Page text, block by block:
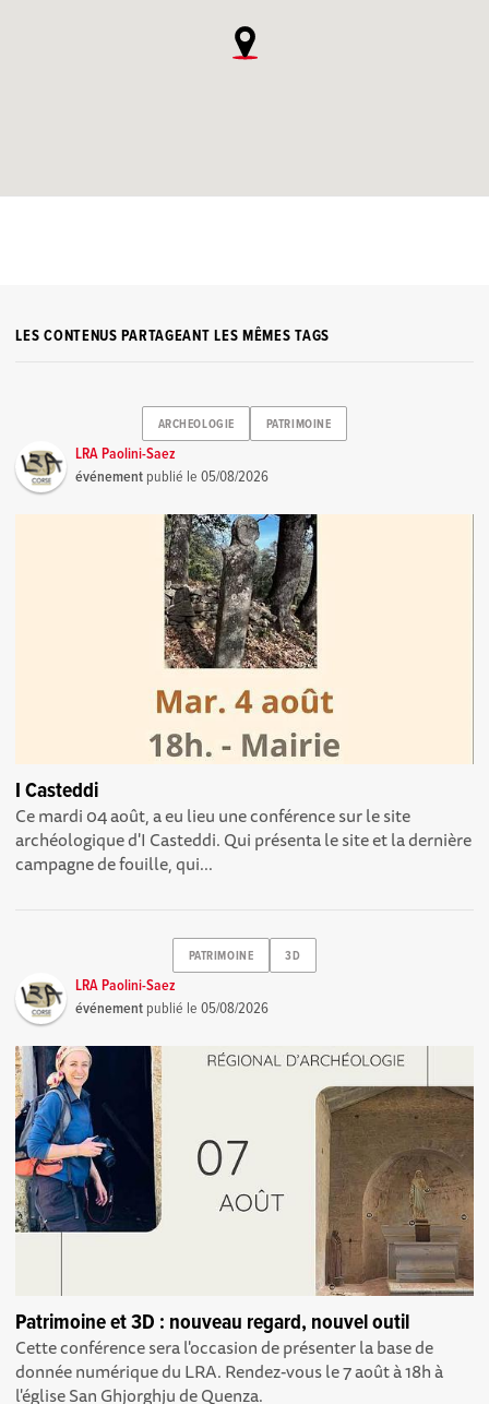
LES CONTENUS PARTAGEANT LES MÊMES TAGS
ARCHEOLOGIE PATRIMOINE
LRA Paolini-Saez
événement publié le05/08/2026
I Casteddi
Ce mardi 04 août, a eu lieu une conférence sur le site
archéologique d'I Casteddi. Qui présenta le site et la dernière
campagne de fouille, qui...
PATRIMOINE 3D
LRA Paolini-Saez
événement publié le05/08/2026
Patrimoine et 3D : nouveau regard, nouvel outil
Cette conférence sera l'occasion de présenter la base de
donnée numérique du LRA. Rendez-vous le 7 août à 18h à
l'église San Ghjorghju de Quenza.